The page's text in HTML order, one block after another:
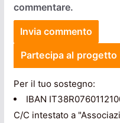
commentare.
Partecipa al progetto
Per il tuo sostegno:
IBAN
C/C intestato a